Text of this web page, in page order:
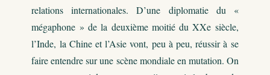
relations internationales. D’une diplomatie du «
mégaphone » de la deuxième moitié du XXe siècle,
l’Inde, la Chine et l’Asie vont, peu à peu, réussir à se
faire entendre sur une scène mondiale en mutation. On